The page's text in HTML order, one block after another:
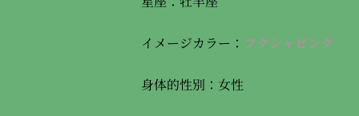
イメージカラー： フクシャピンク
身体的性別：女性